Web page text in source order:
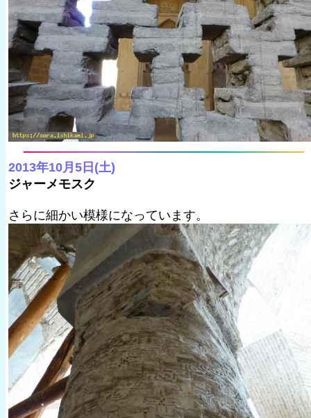
2013年10月5日(土)
ジャーメモスク
さらに細かい模様になっています。